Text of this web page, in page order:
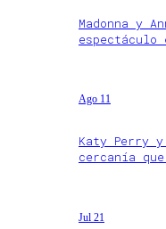
Madonna y
espectáculo
Ago 11
Katy Perry
cercanía
Jul 21